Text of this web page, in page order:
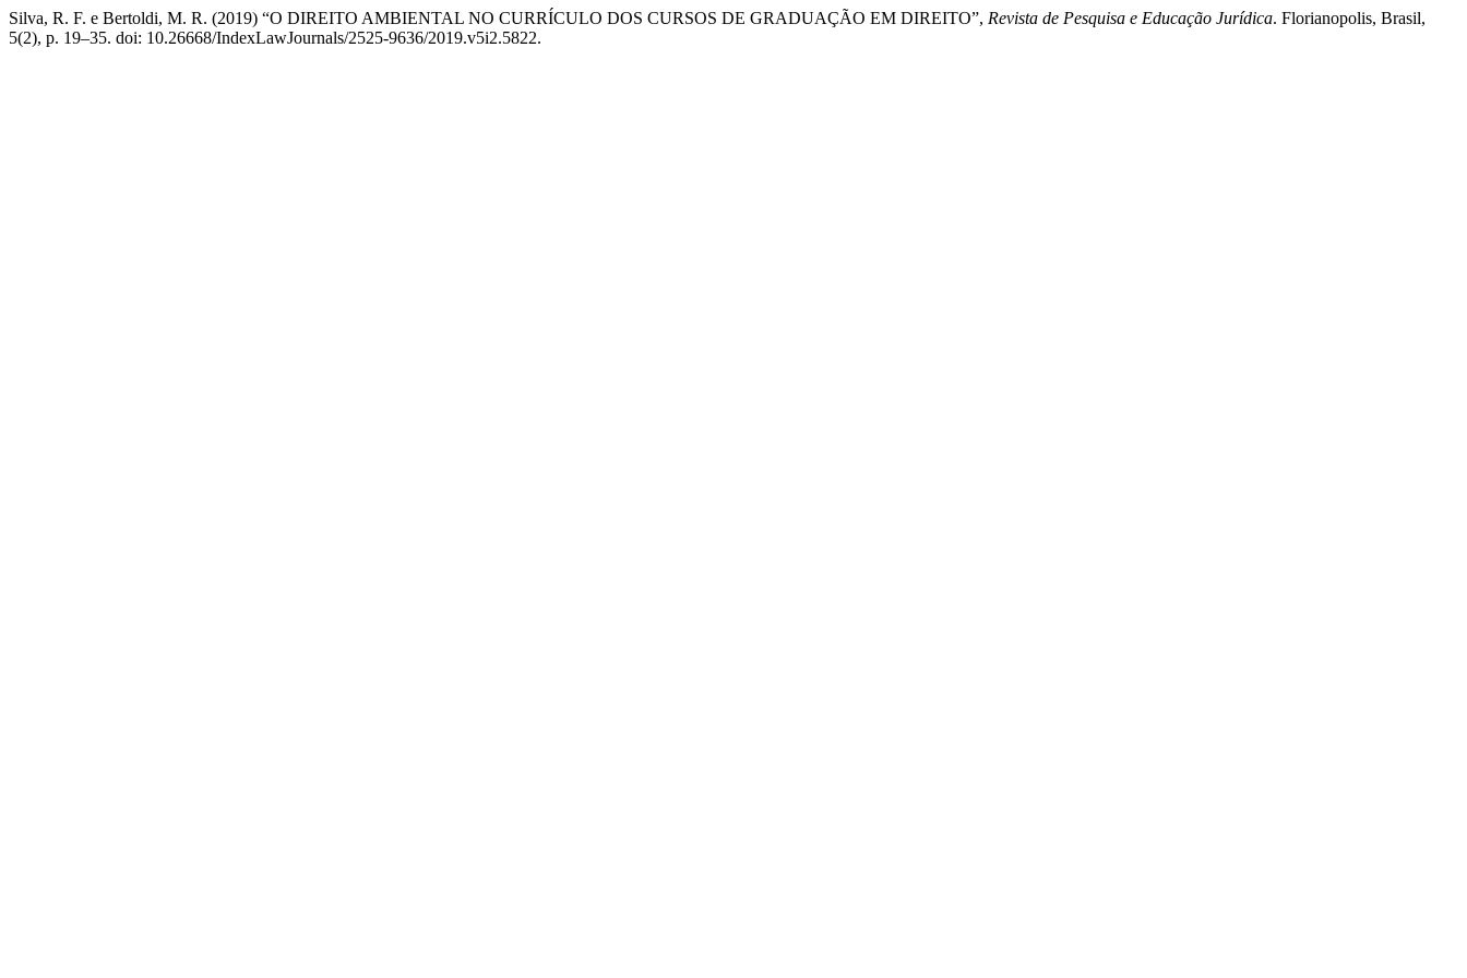
Silva, R. F. e Bertoldi, M. R. (2019) “O DIREITO AMBIENTAL NO CURRÍCULO DOS CURSOS DE GRADUAÇÃO EM DIREITO”, Revista de Pesquisa e Educação Jurídica. Florianopolis, Brasil,
5(2), p. 19–35. doi: 10.26668/IndexLawJournals/2525-9636/2019.v5i2.5822.